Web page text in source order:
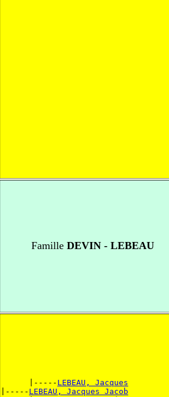
Famille DEVIN - LEBEAU
      |-----
LEBEAU, Jacques
|----- LEBEAU, Jacques Jacob